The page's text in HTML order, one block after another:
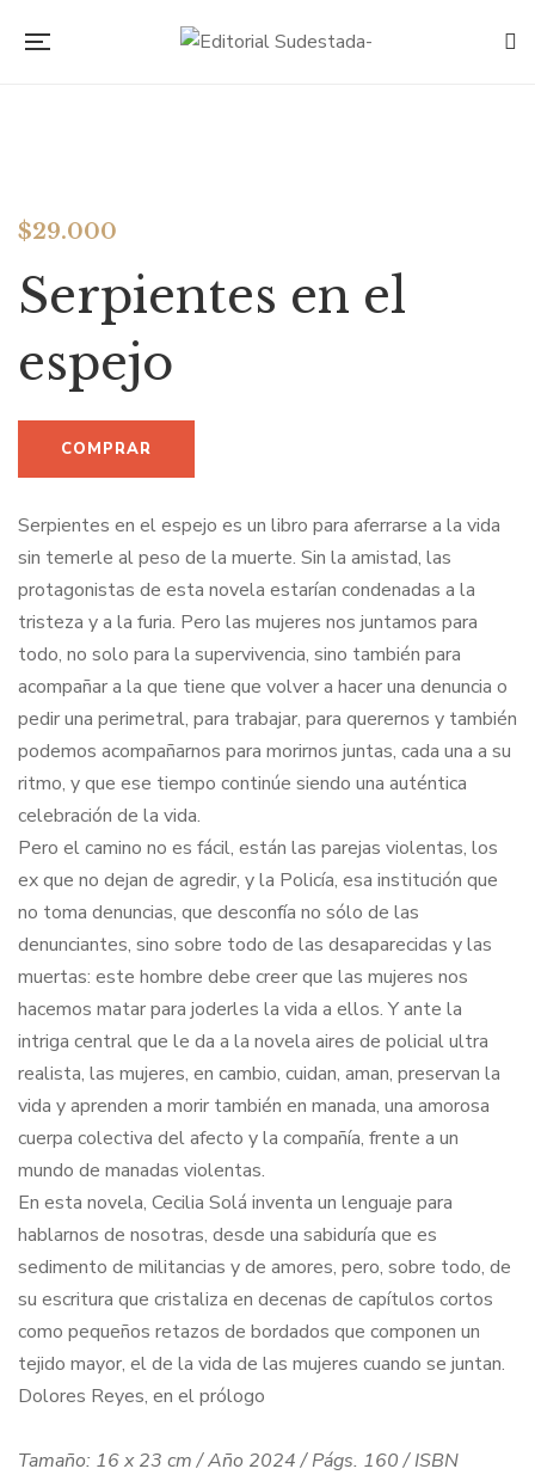
$29.000
Serpientes en el
espejo
Serpientes en el espejo es un libro para aferrarse a la vida
sin temerle al peso de la muerte. Sin la amistad, las
protagonistas de esta novela estarían condenadas a la
tristeza y a la furia. Pero las mujeres nos juntamos para
todo, no solo para la supervivencia, sino también para
acompañar a la que tiene que volver a hacer una denuncia o
pedir una perimetral, para trabajar, para querernos y también
podemos acompañarnos para morirnos juntas, cada una a su
ritmo, y que ese tiempo continúe siendo una auténtica
celebración de la vida.
Pero el camino no es fácil, están las parejas violentas, los
ex que no dejan de agredir, y la Policía, esa institución que
no toma denuncias, que desconfía no sólo de las
denunciantes, sino sobre todo de las desaparecidas y las
muertas: este hombre debe creer que las mujeres nos
hacemos matar para joderles la vida a ellos. Y ante la
intriga central que le da a la novela aires de policial ultra
realista, las mujeres, en cambio, cuidan, aman, preservan la
vida y aprenden a morir también en manada, una amorosa
cuerpa colectiva del afecto y la compañía, frente a un
mundo de manadas violentas.
En esta novela, Cecilia Solá inventa un lenguaje para
hablarnos de nosotras, desde una sabiduría que es
sedimento de militancias y de amores, pero, sobre todo, de
su escritura que cristaliza en decenas de capítulos cortos
como pequeños retazos de bordados que componen un
tejido mayor, el de la vida de las mujeres cuando se juntan.
Dolores Reyes, en el prólogo
Tamaño: 16 x 23 cm / Año 2024 / Págs. 160 / ISBN